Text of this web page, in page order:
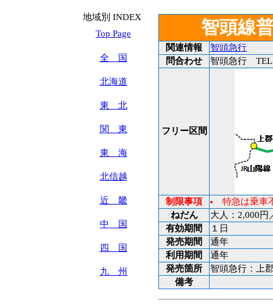
地域別 INDEX
Top Page
全 国
北海道
東 北
関 東
東 海
北信越
近 畿
中 国
四 国
九 州
智頭線
関連情報
智頭急行
問合わせ
智頭急行
フリー区間
制限事項
特急は乗車
ねだん
大人：2,000円
有効期間
１日
発売期間
通年
利用期間
通年
発売箇所
智頭急行：上
備考